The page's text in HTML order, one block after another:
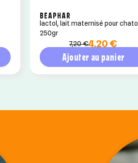
BEAPHAR
lactol, lait maternisé pour
250gr
7,20 €4,20 €
Ajouter au panier